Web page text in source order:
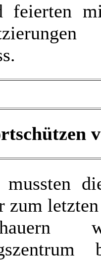
feierten
zum